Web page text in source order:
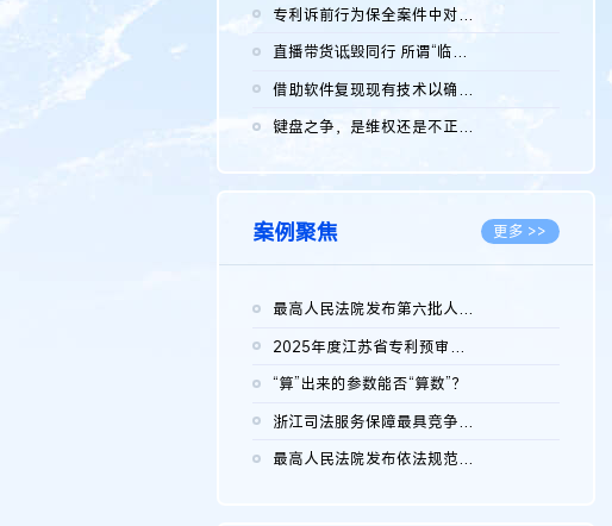
专利诉前行为保全案件中对仿制药申请人曾作出三类声明的考量及违...
直播带货诋毁同行 所谓“临场发挥”不免责
借助软件复现现有技术以确认相关参数特征是否被公开
键盘之争，是维权还是不正当竞争？
案例聚焦 更多 >>
最高人民法院发布第六批人民法院种业知识产权司法保护典型案例 含...
2025年度江苏省专利预审典型案例
“算”出来的参数能否“算数”？
浙江司法服务保障最具竞争力营商环境建设典型案例（第二批）含侵...
最高人民法院发布依法规范平台经营、保护消费者合法权益典型案例...